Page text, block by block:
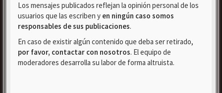
Los mensajes publicados reflejan la opinión personal de los
usuarios que las escriben y en ningún caso somos
responsables de sus publicaciones.
En caso de existir algún contenido que deba ser retirado,
por favor, contactar con nosotros. El equipo de
moderadores desarrolla su labor de forma altruista.